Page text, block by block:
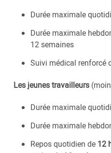
Durée maximale
Durée maximale
12 semaines
Suivi médical renforcé
Les jeunes travailleurs
Durée maximale
Durée maximale
Repos quotidien de 12